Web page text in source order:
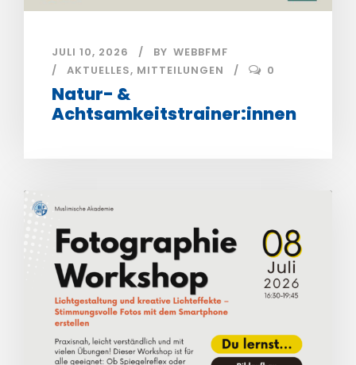
JULI 10, 2026 BY WEBBFMF
AKTUELLES, MITTEILUNGEN 0
Natur- &
Achtsamkeitstrainer:innen